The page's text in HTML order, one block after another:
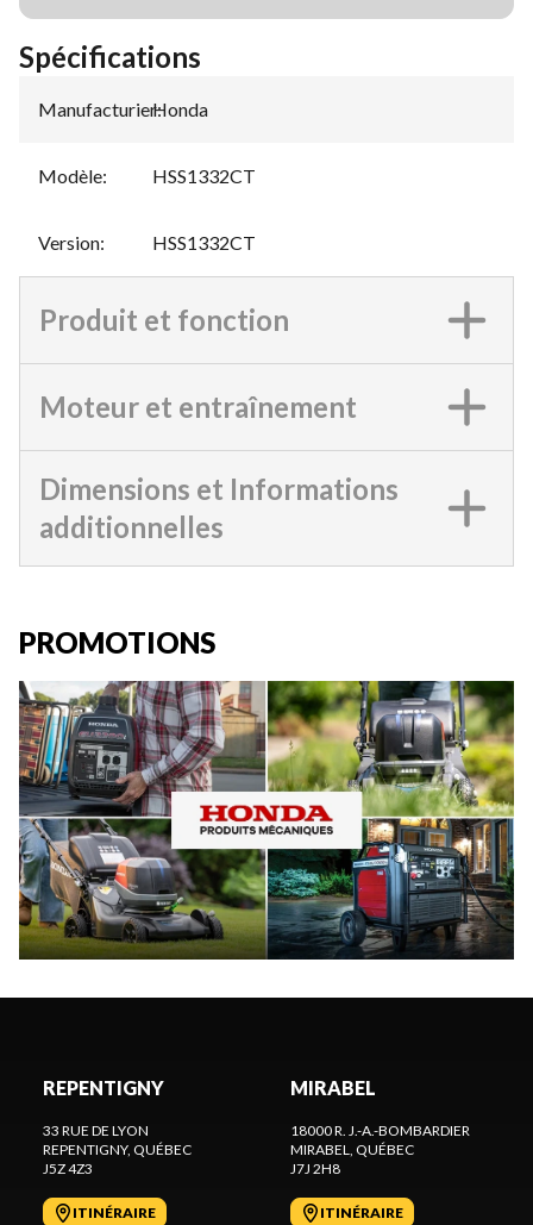
Spécifications
Manufacturier:
Honda
Modèle: HSS1332CT
Version: HSS1332CT
Produit et fonction
Moteur et entraînement
Dimensions et Informations
additionnelles
PROMOTIONS
REPENTIGNY
33 RUE DE LYON
REPENTIGNY, QUÉBEC
J5Z 4Z3
ITINÉRAIRE
MIRABEL
18000 R. J.-A.-BOMBARDIER
MIRABEL, QUÉBEC
J7J 2H8
ITINÉRAIRE